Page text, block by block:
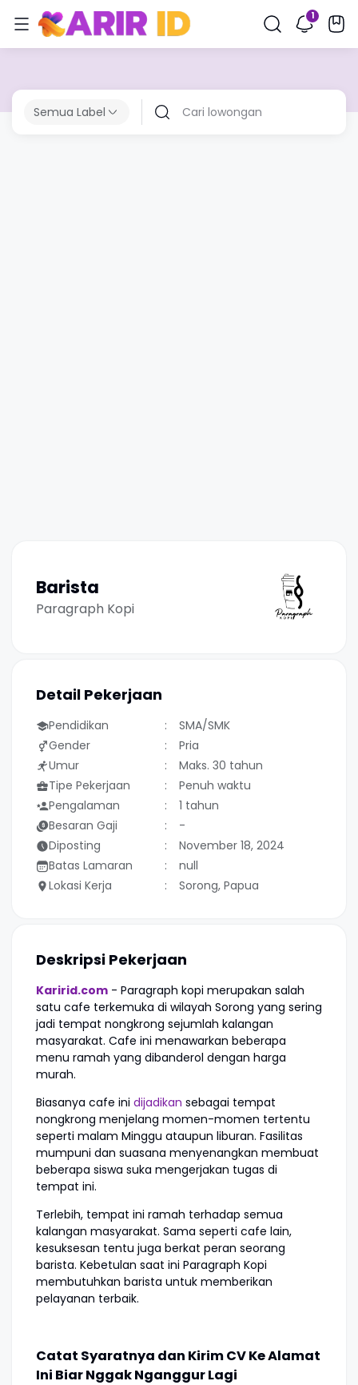
Semua Label
Barista
Paragraph Kopi
Detail Pekerjaan
Pendidikan
SMA/SMK
Gender
Pria
Umur
Maks. 30 tahun
Tipe Pekerjaan
Penuh waktu
Pengalaman
1 tahun
Besaran Gaji
-
Diposting
November 18, 2024
Batas Lamaran
null
Lokasi Kerja
Sorong, Papua
Deskripsi Pekerjaan
Karirid.com - Paragraph kopi merupakan salah
satu cafe terkemuka di wilayah Sorong yang sering
jadi tempat nongkrong sejumlah kalangan
masyarakat. Cafe ini menawarkan beberapa
menu ramah yang dibanderol dengan harga
murah.
Biasanya cafe ini dijadikan sebagai tempat
nongkrong menjelang momen-momen tertentu
seperti malam Minggu ataupun liburan. Fasilitas
mumpuni dan suasana menyenangkan membuat
beberapa siswa suka mengerjakan tugas di
tempat ini.
Terlebih, tempat ini ramah terhadap semua
kalangan masyarakat. Sama seperti cafe lain,
kesuksesan tentu juga berkat peran seorang
barista. Kebetulan saat ini Paragraph Kopi
membutuhkan barista untuk memberikan
pelayanan terbaik.
Catat Syaratnya dan Kirim CV Ke Alamat
Ini Biar Nggak Nganggur Lagi